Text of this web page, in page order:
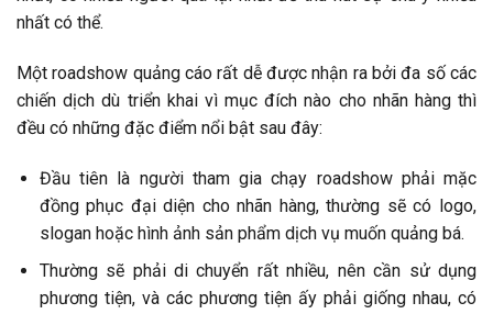
nhất có thể.
Một roadshow quảng cáo rất dễ được nhận ra bởi đa số các
chiến dịch dù triển khai vì mục đích nào cho nhãn hàng thì
đều có những đặc điểm nổi bật sau đây:
Đầu tiên là người tham gia chạy roadshow phải mặc
đồng phục đại diện cho nhãn hàng, thường sẽ có logo,
slogan hoặc hình ảnh sản phẩm dịch vụ muốn quảng bá.
Thường sẽ phải di chuyển rất nhiều, nên cần sử dụng
phương tiện, và các phương tiện ấy phải giống nhau, có